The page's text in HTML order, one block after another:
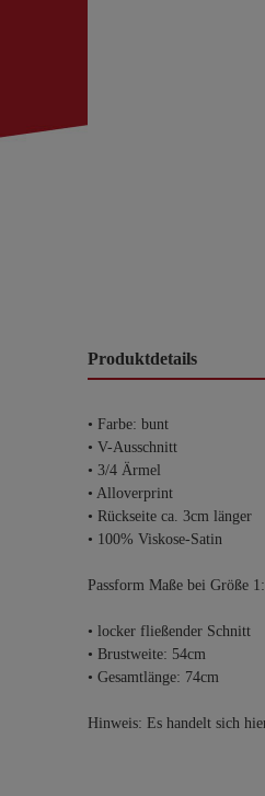
Produktdetails
• Farbe: bunt
• V-Ausschnitt
• 3/4 Ärmel
• Alloverprint
• Rückseite ca. 3cm länger
• 100% Viskose-Satin
Passform Maße bei Größe 1:
• locker fließender Schnitt
• Brustweite: 54cm
• Gesamtlänge: 74cm
Hinweis: Es handelt sich